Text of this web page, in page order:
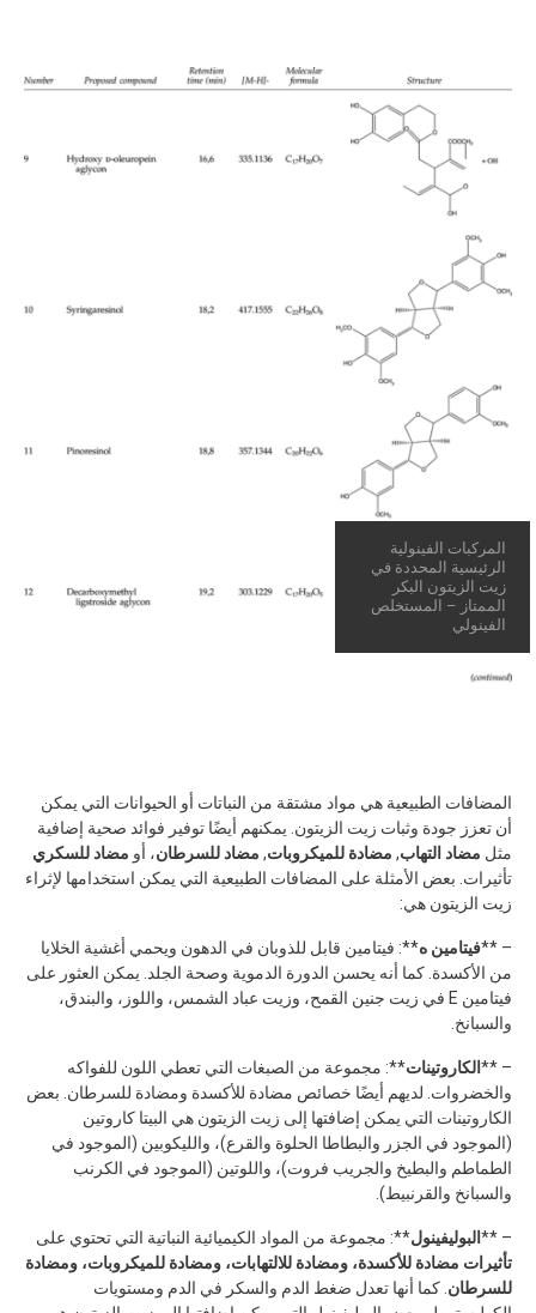
المركبات الفينولية
الرئيسية المحددة في
زيت الزيتون البكر
الممتاز – المستخلص
الفينولي
المضافات الطبيعية هي مواد مشتقة من النباتات أو الحيوانات التي يمكن
أن تعزز جودة وثبات زيت الزيتون. يمكنهم أيضًا توفير فوائد صحية إضافية
مثل مضاد التهاب, مضادة للميكروبات, مضاد للسرطان، أو مضاد للسكري
تأثيرات. بعض الأمثلة على المضافات الطبيعية التي يمكن استخدامها لإثراء
زيت الزيتون هي:
– **فيتامين ه**: فيتامين قابل للذوبان في الدهون ويحمي أغشية الخلايا
من الأكسدة. كما أنه يحسن الدورة الدموية وصحة الجلد. يمكن العثور على
فيتامين E في زيت جنين القمح، وزيت عباد الشمس، واللوز، والبندق،
والسبانخ.
– ** الكاروتينات**: مجموعة من الصبغات التي تعطي اللون للفواكه
والخضروات. لديهم أيضًا خصائص مضادة للأكسدة ومضادة للسرطان. بعض
الكاروتينات التي يمكن إضافتها إلى زيت الزيتون هي البيتا كاروتين
(الموجود في الجزر والبطاطا الحلوة والقرع)، والليكوبين (الموجود في
الطماطم والبطيخ والجريب فروت)، واللوتين (الموجود في الكرنب
والسبانخ والقرنبيط).
– ** البوليفينول**: مجموعة من المواد الكيميائية النباتية التي تحتوي على
تأثيرات مضادة للأكسدة، ومضادة للالتهابات، ومضادة للميكروبات، ومضادة
للسرطان . كما أنها تعدل ضغط الدم والسكر في الدم ومستويات